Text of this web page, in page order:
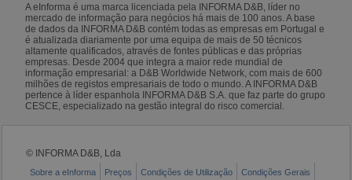
A eInforma é uma marca licenciada pela INFORMA D&B, líder no
mercado de informação para negócios há mais de 100 anos. A base
de dados da INFORMA D&B contém todas as empresas em Portugal e
é atualizada diariamente por uma equipa de mais de 50 técnicos
altamente qualificados, através de fontes públicas e das próprias
empresas. Desde 2004 que integra a maior rede mundial de
informação empresarial: a D&B Worldwide Network, com mais de 600
milhões de registos empresariais de todo o mundo. A INFORMA D&B
pertence à líder espanhola INFORMA D&B S.A. que faz parte do grupo
CESCE, especializado na gestão integral do risco comercial.
© INFORMA D&B, Lda
Sobre a eInforma Preços Condições de Utilização Condições Gerais